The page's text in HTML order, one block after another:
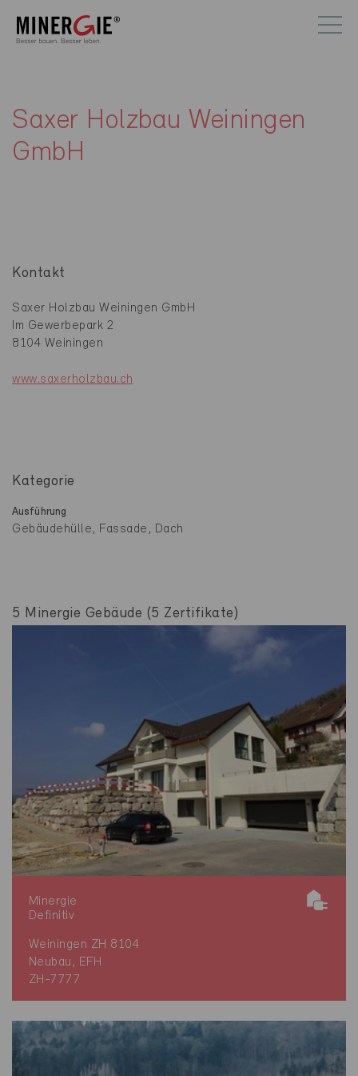
Saxer Holzbau Weiningen
GmbH
Kontakt
Saxer Holzbau Weiningen GmbH
Im Gewerbepark 2
8104 Weiningen
www.saxerholzbau.ch
Kategorie
Ausführung
Gebäudehülle, Fassade, Dach
5 Minergie Gebäude (5 Zertifikate)
Minergie
Definitiv
Weiningen ZH 8104
Neubau, EFH
ZH-7777